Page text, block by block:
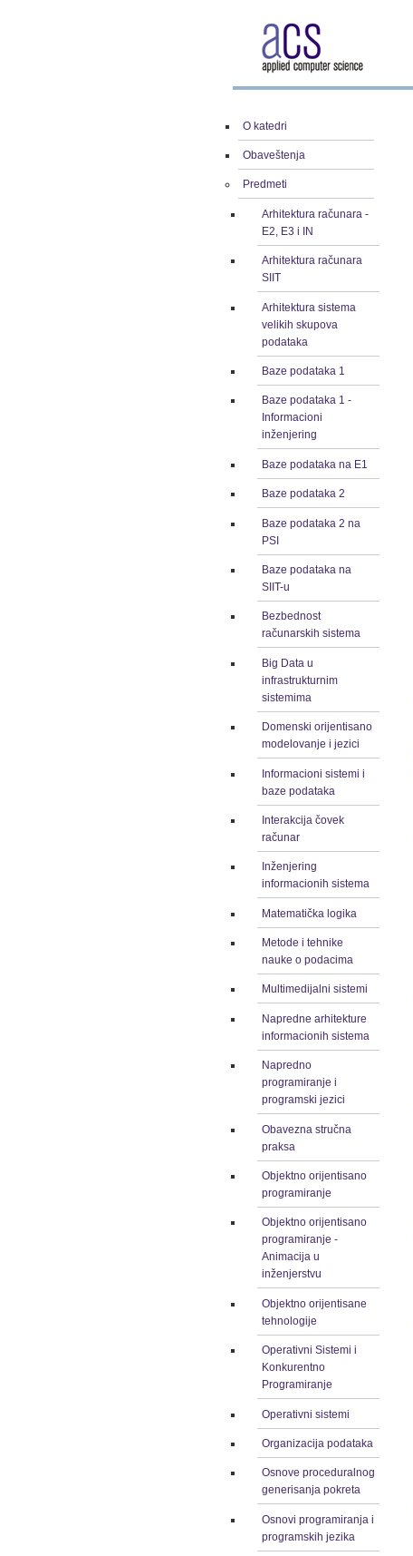
O katedri
Obaveštenja
Predmeti
Arhitektura računara -
E2, E3 i IN
Arhitektura računara
SIIT
Arhitektura sistema
velikih skupova
podataka
Baze podataka 1
Baze podataka 1 -
Informacioni
inženjering
Baze podataka na E1
Baze podataka 2
Baze podataka 2 na
PSI
Baze podataka na
SIIT-u
Bezbednost
računarskih sistema
Big Data u
infrastrukturnim
sistemima
Domenski orijentisano
modelovanje i jezici
Informacioni sistemi i
baze podataka
Interakcija čovek
računar
Inženjering
informacionih sistema
Matematička logika
Metode i tehnike
nauke o podacima
Multimedijalni sistemi
Napredne arhitekture
informacionih sistema
Napredno
programiranje i
programski jezici
Obavezna stručna
praksa
Objektno orijentisano
programiranje
Objektno orijentisano
programiranje -
Animacija u
inženjerstvu
Objektno orijentisane
tehnologije
Operativni Sistemi i
Konkurentno
Programiranje
Operativni sistemi
Organizacija podataka
Osnove proceduralnog
generisanja pokreta
Osnovi programiranja i
programskih jezika